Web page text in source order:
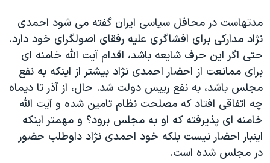
مدتهاست در محافل سیاسی ایران گفته می شود احمدی
نژاد مدارکی برای افشاگری علیه رفقای اصولگرای خود دارد.
حتی اگر این حرف شایعه باشد، اقدام آیت الله خامنه ای
برای ممانعت از احضار احمدی نژاد بیشتر از اینکه به نفع
مجلس باشد، به نفع رییس دولت شد. حال، از آذر تا دیماه
چه اتفاقی افتاد که مصلحت نظام تامین شده و آیت الله
خامنه ای پذیرفته که او به مجلس برود؟ و مهمتر اینکه
اینبار احضار نیست بلکه خود احمدی نژاد داوطلب حضور
در مجلس شده است.